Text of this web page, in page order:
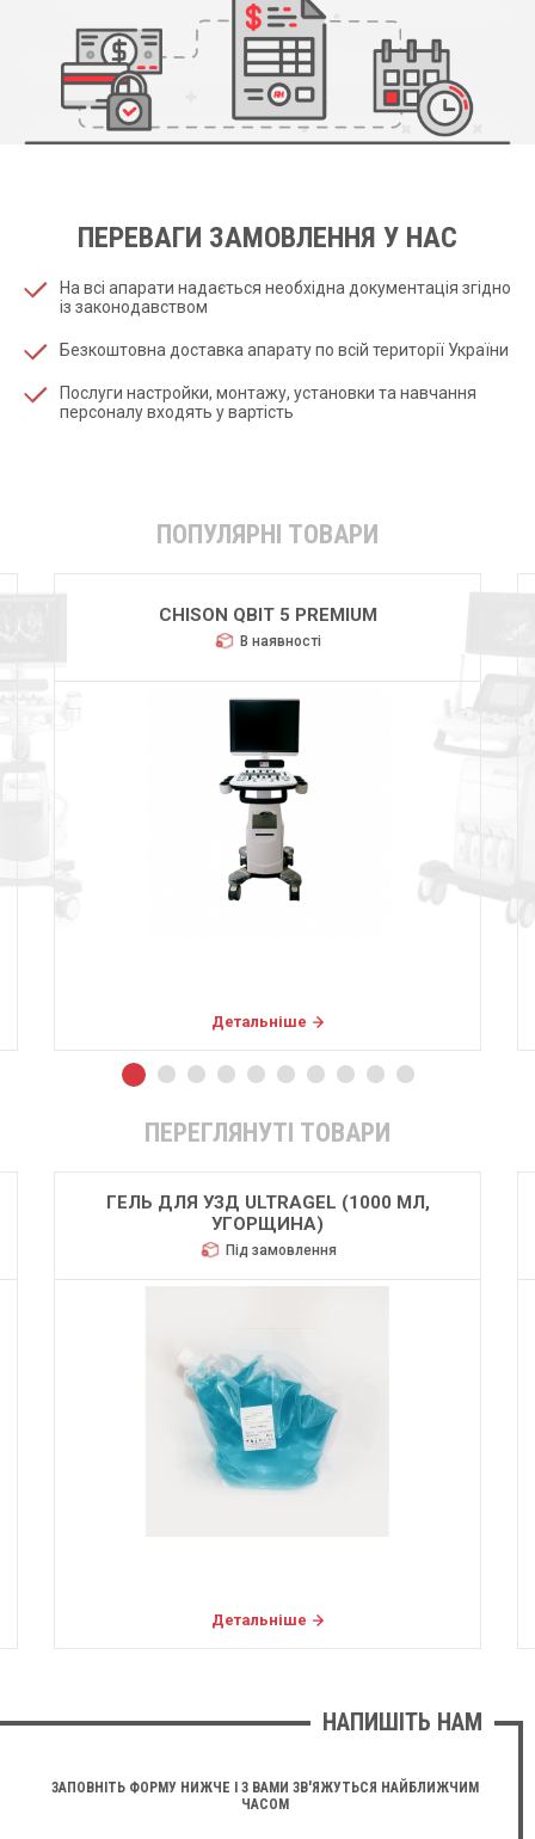
ПЕРЕВАГИ ЗАМОВЛЕННЯ У НАС
На всі апарати надається необхідна документація згідно
із законодавством
Безкоштовна доставка апарату по всій території України
Послуги настройки, монтажу, установки та навчання
персоналу входять у вартість
ПОПУЛЯРНІ ТОВАРИ
CHISON QBIT 5 PREMIUM
В наявності
Детальніше
ПЕРЕГЛЯНУТІ ТОВАРИ
ГЕЛЬ ДЛЯ УЗД ULTRAGEL (1000 МЛ,
УГОРЩИНА)
Під замовлення
Детальніше
НАПИШІТЬ НАМ
ЗАПОВНІТЬ ФОРМУ НИЖЧЕ І З ВАМИ ЗВ'ЯЖУТЬСЯ НАЙБЛИЖЧИМ
ЧАСОМ